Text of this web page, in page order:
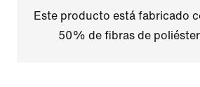
Este producto está fabricado
50% de fibras de